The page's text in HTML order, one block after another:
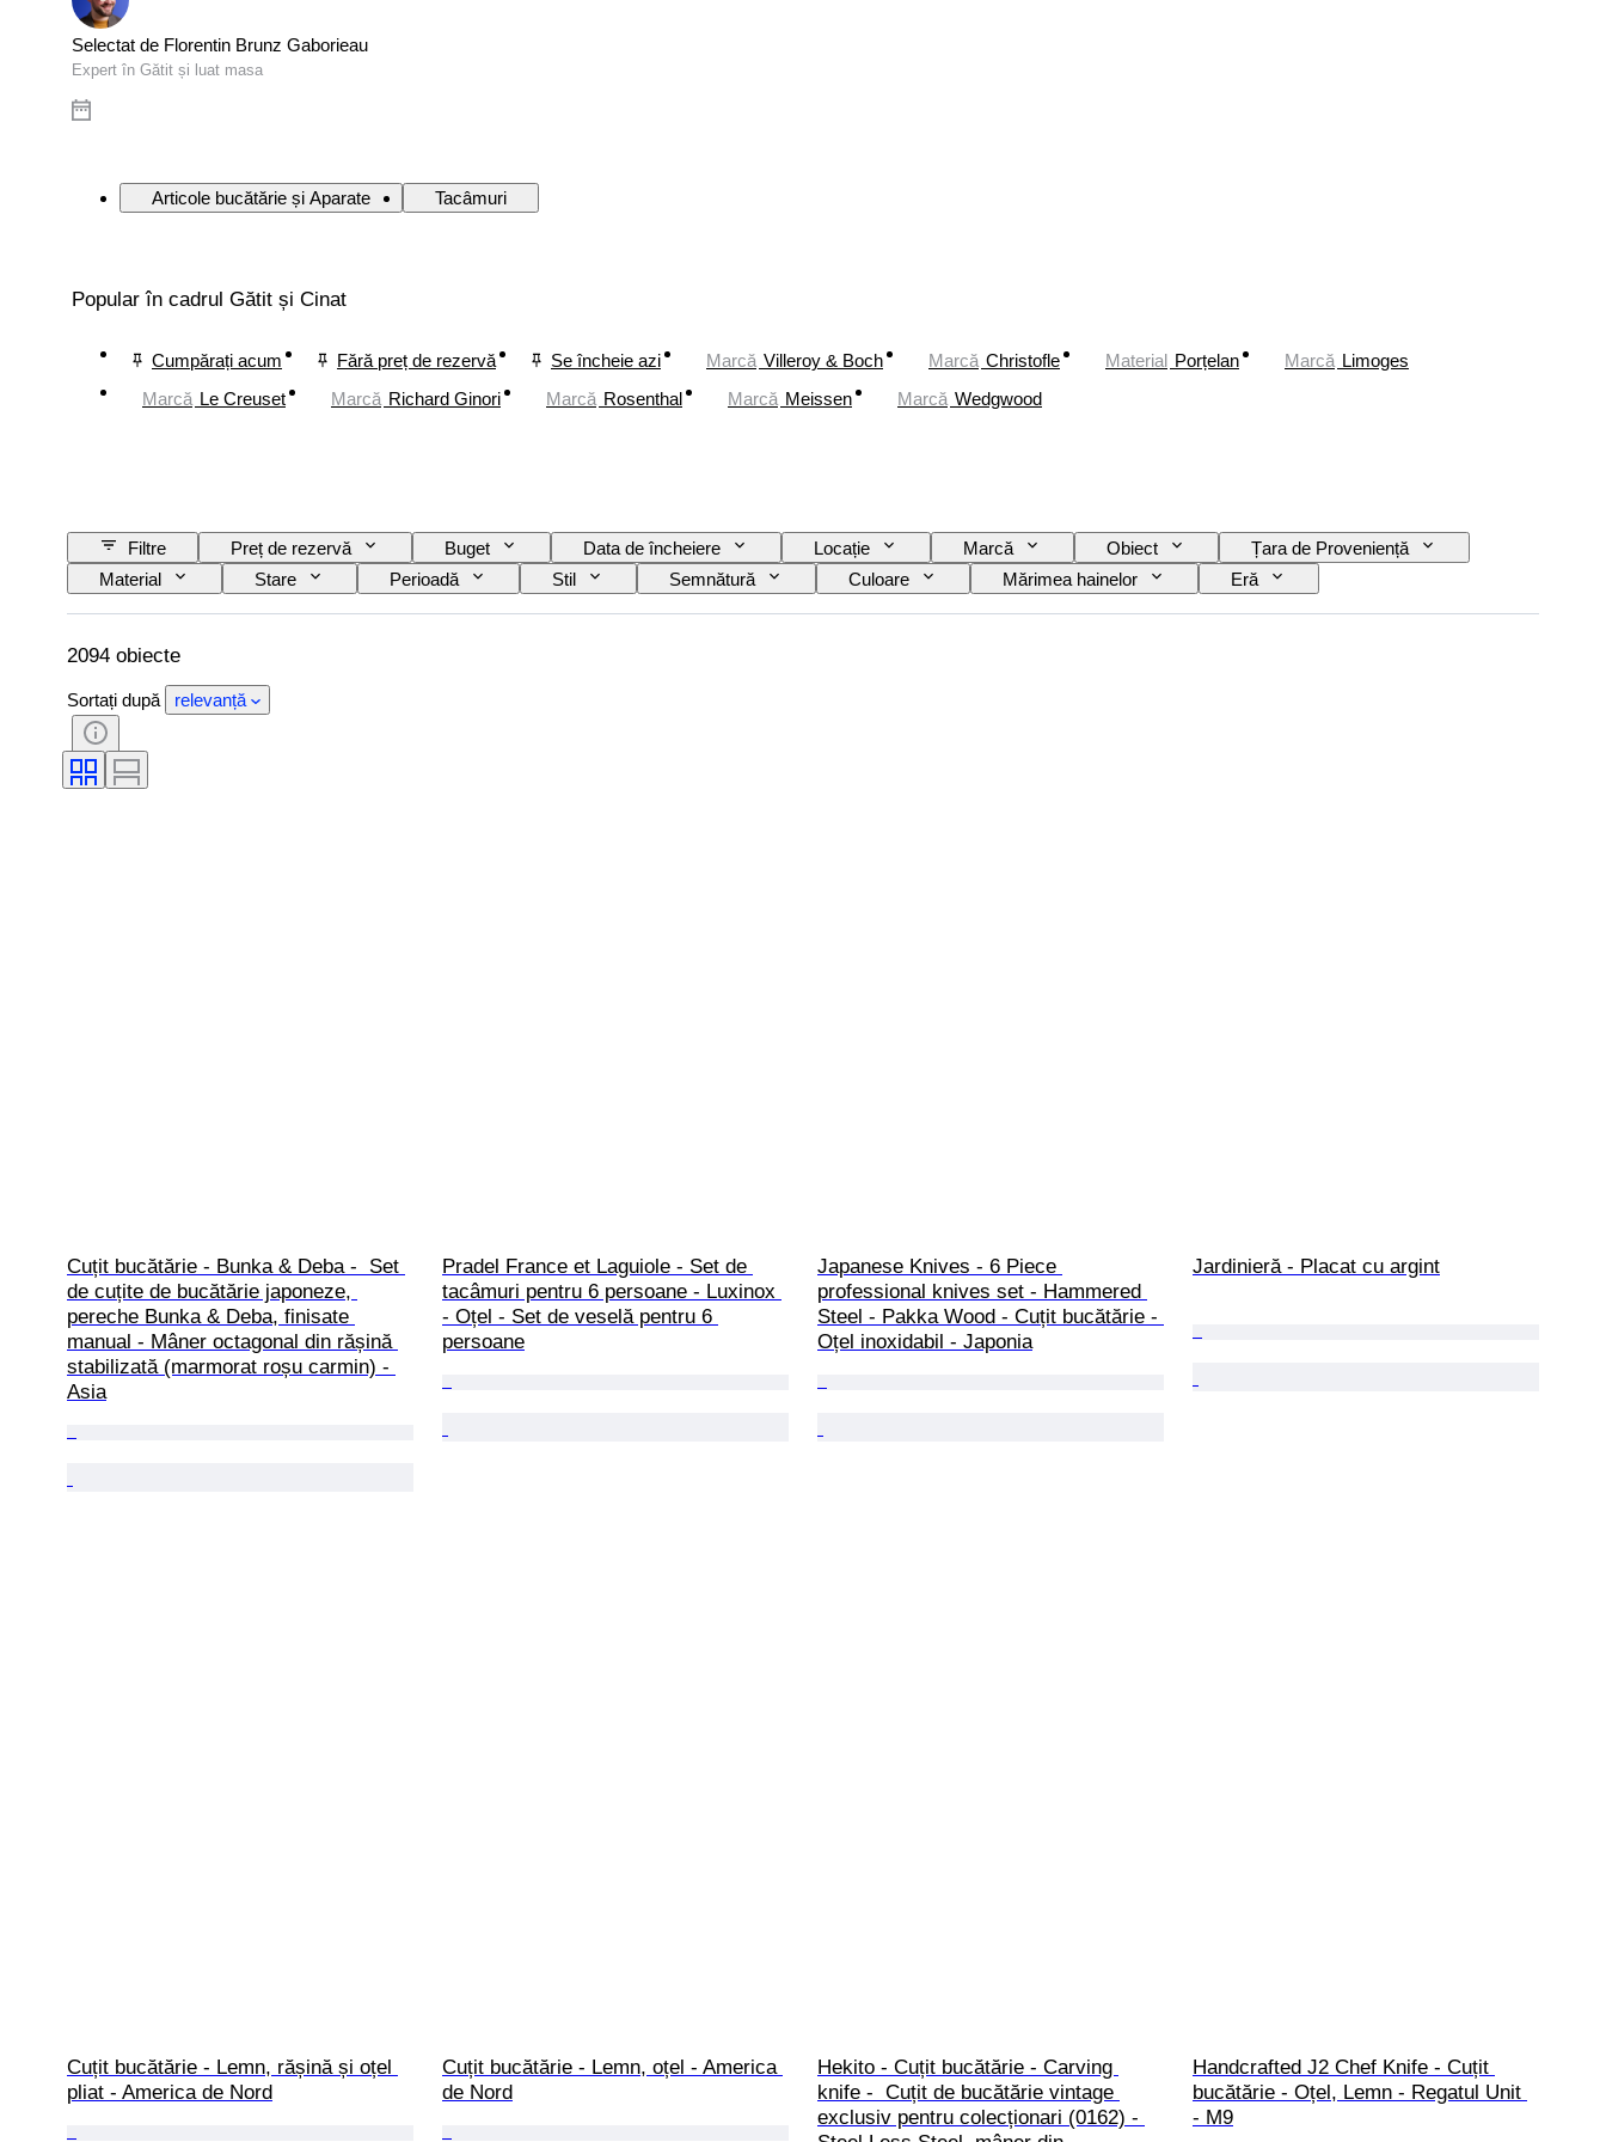
Selectat de Florentin Brunz Gaborieau
Expert în Gătit și luat masa
Articole bucătărie și Aparate Tacâmuri
Popular în cadrul Gătit și Cinat
Cumpărați acum Fără preț de rezervă Se încheie azi Marcă Villeroy & Boch Marcă Christofle Material Porțelan Marcă Limoges
Marcă Le Creuset Marcă Richard Ginori Marcă Rosenthal Marcă Meissen Marcă Wedgwood
Filtre Preț de rezervă Buget Data de încheiere Locație Marcă Obiect
Țara de Proveniență
Material
Stare Perioadă Stil Semnătură Culoare Mărimea hainelor
Eră
De tip cuțit de bucătărie
Decor Artist Original/ Replica Vândut de Creator Model
2094 obiecte
Sortați după relevanță
Cuțit bucătărie - Bunka & Deba -  Set
de cuțite de bucătărie japoneze,
pereche Bunka & Deba, finisate
manual - Mâner octagonal din rășină
stabilizată (marmorat roșu carmin) -
Asia
Pradel France et Laguiole - Set de
tacâmuri pentru 6 persoane - Luxinox
- Oțel - Set de veselă pentru 6
persoane
Japanese Knives - 6 Piece
professional knives set - Hammered
Steel - Pakka Wood - Cuțit bucătărie -
Oțel inoxidabil - Japonia
Jardinieră - Placat cu argint
Cuțit bucătărie - Lemn, rășină și oțel
pliat - America de Nord
Cuțit bucătărie - Lemn, oțel - America
de Nord
Hekito - Cuțit bucătărie - Carving
knife -  Cuțit de bucătărie vintage
exclusiv pentru colecționari (0162) -
Handcrafted J2 Chef Knife - Cuțit
bucătărie - Oțel, Lemn - Regatul Unit
- M9